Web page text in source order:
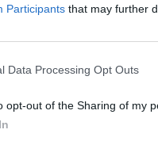
Participants that may further
Data Processing Opt Outs
opt-out of the Sharing of my